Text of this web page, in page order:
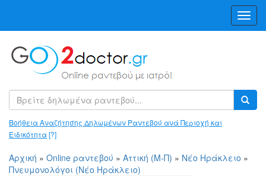
Βοήθεια Αναζήτησης Δηλωμένων Ραντεβού ανά Περιοχή και
Ειδικότητα[?]
Αρχική » Online ραντεβού » Αττική (Μ-Π) » Νέο Ηράκλειο »
Πνευμονολόγοι (Νέο Ηράκλειο)